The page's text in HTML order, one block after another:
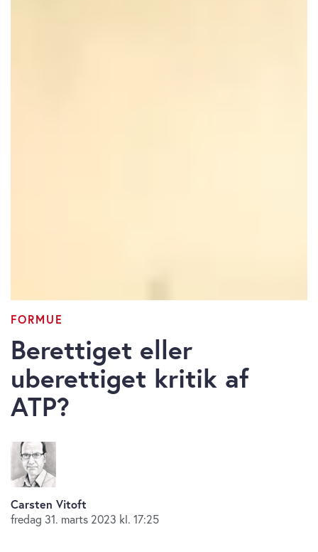
FORMUE
Berettiget eller
uberettiget kritik af
ATP?
Carsten Vitoft
fredag 31. marts 2023 kl. 17:25